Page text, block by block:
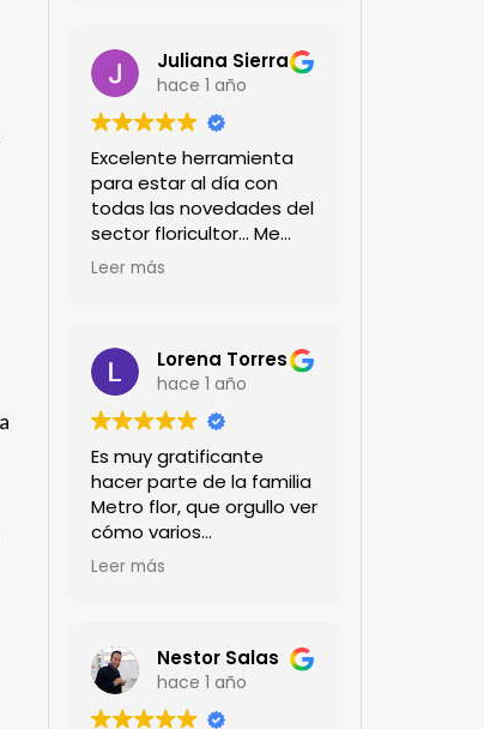
Felicitaciones!!Juliana Sierra
hace 1 año
Excelente herramienta
para estar al día con
todas las novedades del
sector floricultor... Me
encanta!!!
Leer más
Lorena Torres
hace 1 año
Es muy gratificante
hacer parte de la familia
Metro flor, que orgullo ver
cómo varios
profesionales hombres y
técnicas. Gracias por
mantenernos al día.mil
GRACIAS
Leer más
Nestor Salas
hace 1 año